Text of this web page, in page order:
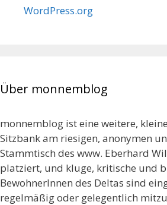
WordPress.org
Über monnemblog
monnemblog ist eine weitere,
Sitzbank am riesigen, anonymen
Stammtisch des www. Eberhard
platziert, und kluge, kritische und
BewohnerInnen des Deltas sind
regelmäßig oder gelegentlich